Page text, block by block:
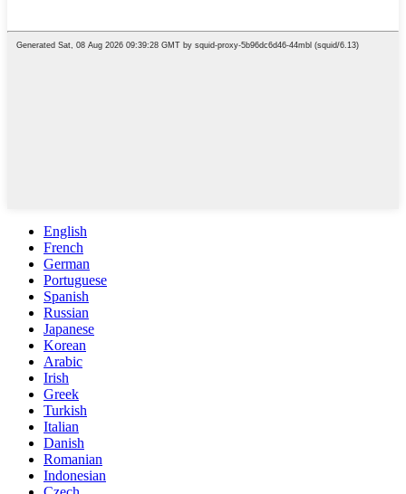
English
French
German
Portuguese
Spanish
Russian
Japanese
Korean
Arabic
Irish
Greek
Turkish
Italian
Danish
Romanian
Indonesian